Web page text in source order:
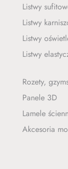
Listwy
Listwy
Listwy
Listwy
Rozety,
Panele 3D
Lamele
Akcesoria